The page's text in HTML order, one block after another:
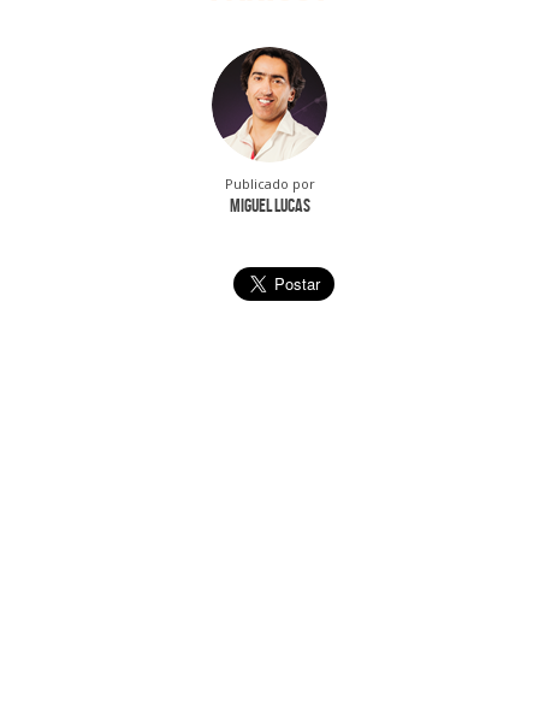
Publicado por
Miguel Lucas